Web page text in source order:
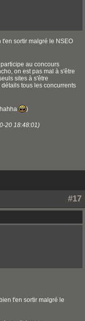
sortir malgré le NSEO
au concours
on est pas mal à s'être
sites à s'être
tous les concurrents
)
20 18:48:01)
#17
t'en sortir malgré le